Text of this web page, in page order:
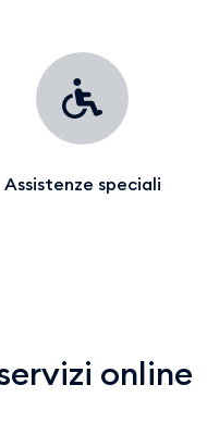
Assistenze speciali
online